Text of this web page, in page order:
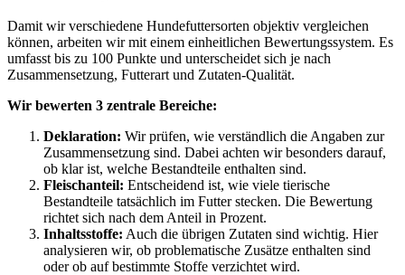
Damit wir verschiedene Hundefuttersorten objektiv vergleichen
können, arbeiten wir mit einem einheitlichen Bewertungssystem. Es
umfasst bis zu 100 Punkte und unterscheidet sich je nach
Zusammensetzung, Futterart und Zutaten-Qualität.
Wir bewerten 3 zentrale Bereiche:
Deklaration: Wir prüfen, wie verständlich die Angaben zur
Zusammensetzung sind. Dabei achten wir besonders darauf,
ob klar ist, welche Bestandteile enthalten sind.
Fleischanteil: Entscheidend ist, wie viele tierische
Bestandteile tatsächlich im Futter stecken. Die Bewertung
richtet sich nach dem Anteil in Prozent.
Inhaltsstoffe: Auch die übrigen Zutaten sind wichtig. Hier
analysieren wir, ob problematische Zusätze enthalten sind
oder ob auf bestimmte Stoffe verzichtet wird.